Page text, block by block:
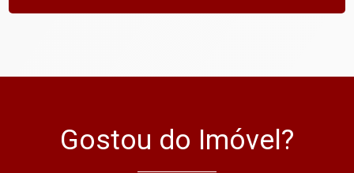
Gostou do Imóvel?